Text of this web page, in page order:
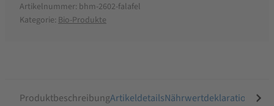
Artikelnummer: bhm-2602-falafel
Kategorie: Bio-Produkte
ProduktbeschreibungArtikeldetailsNährwertdeklaration